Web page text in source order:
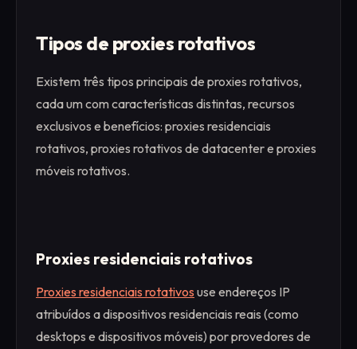
Tipos de proxies rotativos
Existem três tipos principais de proxies rotativos,
cada um com características distintas, recursos
exclusivos e benefícios: proxies residenciais
rotativos, proxies rotativos de datacenter e proxies
móveis rotativos.
Proxies residenciais rotativos
Proxies residenciais rotativosuse endereços IP
atribuídos a dispositivos residenciais reais (como
desktops e dispositivos móveis) por provedores de